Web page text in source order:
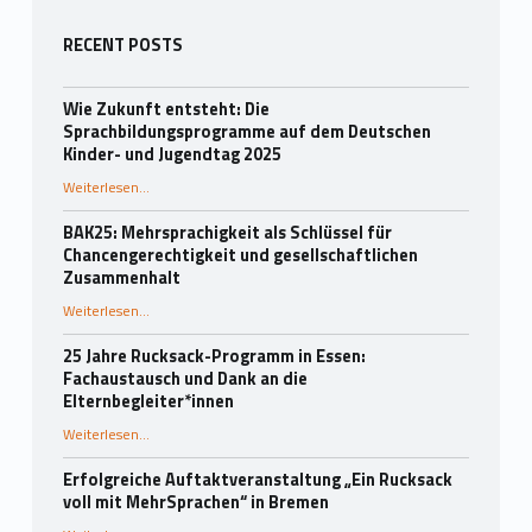
Seitenleiste
RECENT POSTS
Wie Zukunft entsteht: Die
Sprachbildungsprogramme auf dem Deutschen
Kinder- und Jugendtag 2025
Weiterlesen“Wie Zukunft entsteht: Die Sprachbildungsprogramme auf dem Deutschen Kinder- und Jugendtag 2025”
…
BAK25: Mehrsprachigkeit als Schlüssel für
Chancengerechtigkeit und gesellschaftlichen
Zusammenhalt
Weiterlesen“BAK25: Mehrsprachigkeit als Schlüssel für Chancengerechtigkeit und gesellschaftlichen Zusammenhalt”
…
25 Jahre Rucksack-Programm in Essen:
Fachaustausch und Dank an die
Elternbegleiter*innen
Weiterlesen“25 Jahre Rucksack-Programm in Essen: Fachaustausch und Dank an die Elternbegleiter*innen”
…
Erfolgreiche Auftaktveranstaltung „Ein Rucksack
voll mit MehrSprachen“ in Bremen